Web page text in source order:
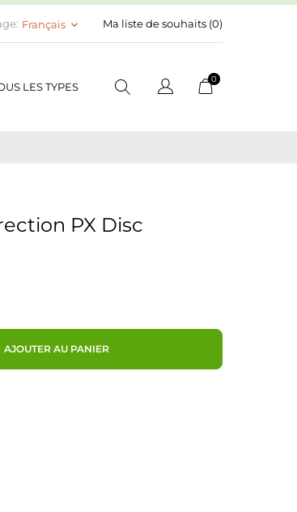
Français keyboard_arrow_down Ma liste de souhaits (0)
LES TYPES
0
PX Disc
AJOUTER AU PANIER